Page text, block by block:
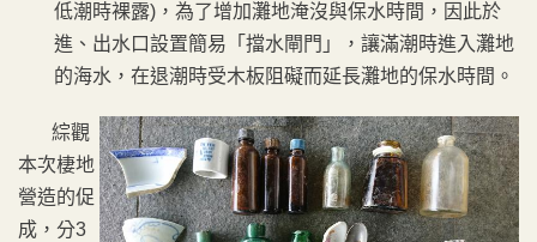
低潮時裸露)，為了增加灘地淹沒與保水時間，因此於
進、出水口設置簡易「擋水閘門」，讓滿潮時進入灘地
的海水，在退潮時受木板阻礙而延長灘地的保水時間。
綜觀
本次棲地
營造的促
成，分3